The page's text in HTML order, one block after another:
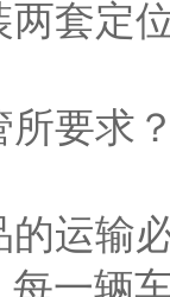
两套定
所要求
运输